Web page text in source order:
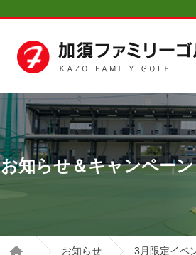
お知らせ＆キャンペーン
お知らせ 3月限定イベ